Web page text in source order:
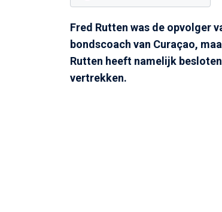
Fred Rutten was de opvolger
bondscoach van Curaçao,
Rutten heeft namelijk
vertrekken.